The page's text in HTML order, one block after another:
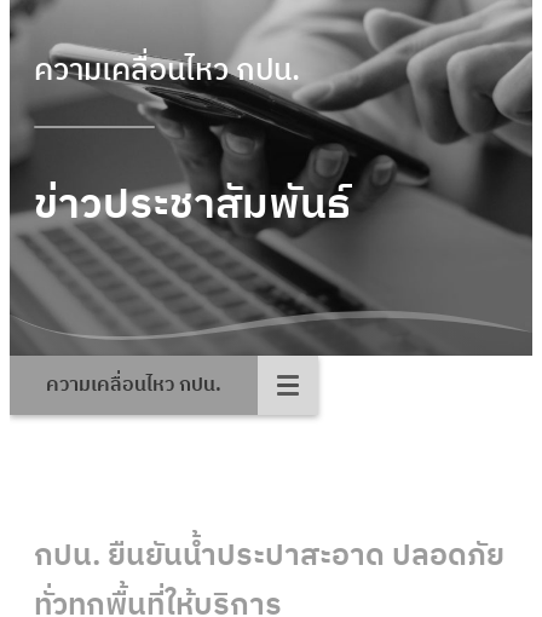
ความเคลื่อนไหว กปน.
ข่าวประชาสัมพันธ์
ความเคลื่อนไหว กปน.
กปน. ยืนยันน้ำประปาสะอาด ปลอดภัย
ทั่วทุกพื้นที่ให้บริการ